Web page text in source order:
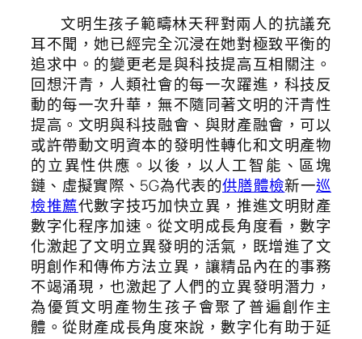
文明生孩子範疇林天秤對兩人的抗議充
耳不聞，她已經完全沉浸在她對極致平衡的
追求中。的變更老是與科技提高互相關注。
回想汗青，人類社會的每一次躍進，科技反
動的每一次升華，無不隨同著文明的汗青性
提高。文明與科技融會、與財產融會，可以
或許帶動文明資本的發明性轉化和文明產物
的立異性供應。以後，以人工智能、區塊
鏈、虛擬實際、5G為代表的供膳體檢新一巡
檢推薦代數字技巧加快立異，推進文明財產
數字化程序加速。從文明成長角度看，數字
化激起了文明立異發明的活氣，既增進了文
明創作和傳佈方法立異，讓精品內在的事務
不竭涌現，也激起了人們的立異發明潛力，
為優質文明產物生孩子會聚了普遍創作主
體。從財產成長角度來說，數字化有助于延